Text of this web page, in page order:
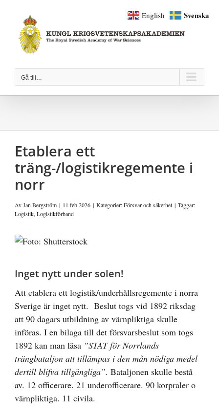
innehållet
Gå till…
Etablera ett
träng-/logistikregemente i
norr
AvJan Bergström | 11 feb 2026 | Kategorier:Försvar och säkerhet | Taggar:
Logistik,Logistikförband
Visa
Inget nytt under solen!
Att etablera ett logistik/underhållsregemente i norra
Sverige är inget nytt. Beslut togs vid 1892 riksdag
att 90 dagars utbildning av värnpliktiga skulle
införas. I en bilaga till det försvarsbeslut som togs
1892 kan man läsa ”STAT för Norrlands
trängbataljon att tillämpas i den mån nödiga medel
dertill blifva tillgängliga”. Bataljonen skulle bestå
av. 12 officerare. 21 underofficerare. 90 korpraler o
värnpliktiga. 11 civila.
English Svenska